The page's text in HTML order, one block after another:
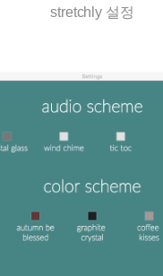
stretchly 설정